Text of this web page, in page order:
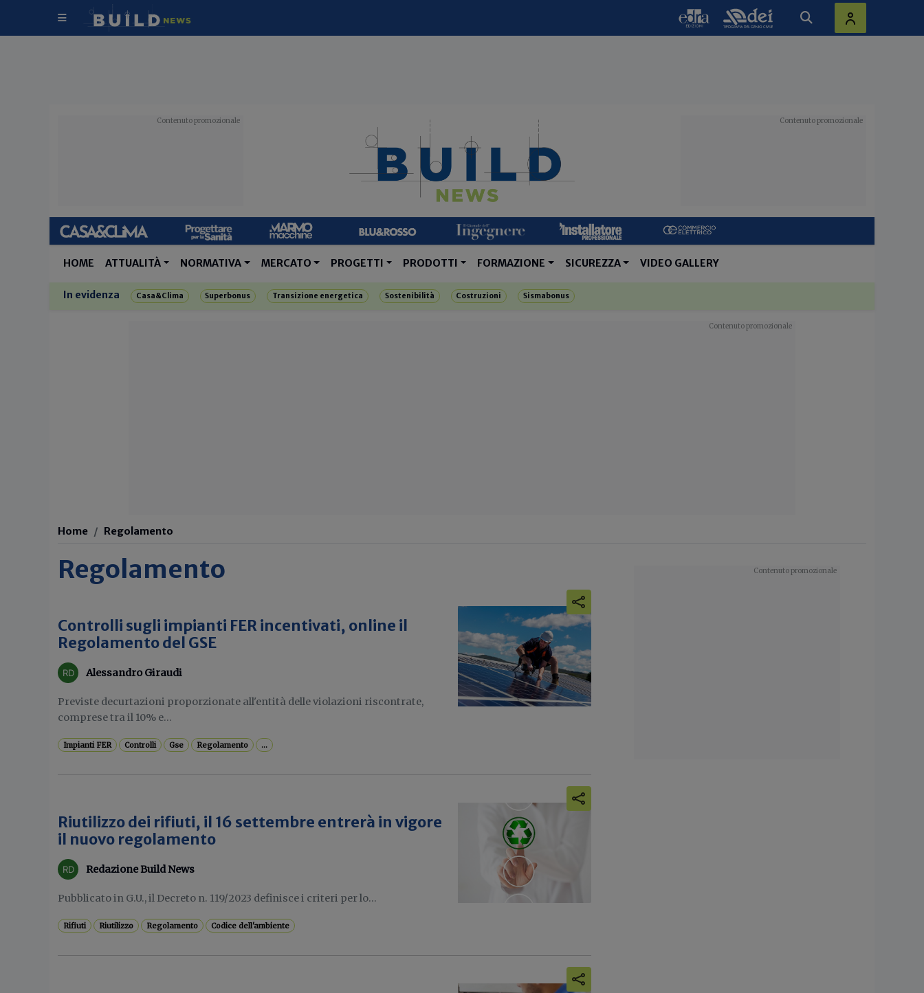
HOME ATTUALITÀ NORMATIVA MERCATO PROGETTI PRODOTTI FORMAZIONE SICUREZZA VIDEO GALLERY
In evidenza Casa&Clima Superbonus Transizione energetica Sostenibilità Costruzioni Sismabonus
Home Regolamento
Regolamento
Controlli sugli impianti FER incentivati, online il
Regolamento del GSE
Alessandro Giraudi
Previste decurtazioni proporzionate all'entità delle violazioni riscontrate,
comprese tra il 10% e...
Impianti FER Controlli Gse Regolamento ...
Riutilizzo dei rifiuti, il 16 settembre entrerà in vigore
il nuovo regolamento
Redazione Build News
Pubblicato in G.U., il Decreto n. 119/2023 definisce i criteri per lo...
Rifiuti Riutilizzo Regolamento Codice dell'ambiente